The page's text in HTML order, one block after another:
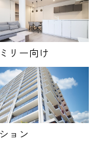
リー向け
ョン